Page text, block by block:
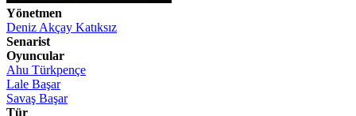
Yönetmen
Deniz Akçay Katıksız
Senarist
Oyuncular
Ahu Türkpençe
Lale Başar
Savaş Başar
Tür